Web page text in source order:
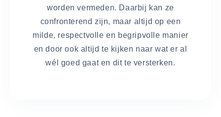
worden vermeden. Daarbij kan ze
confronterend zijn, maar altijd op een
milde, respectvolle en begripvolle manier
en door ook altijd te kijken naar wat er al
wél goed gaat en dit te versterken.